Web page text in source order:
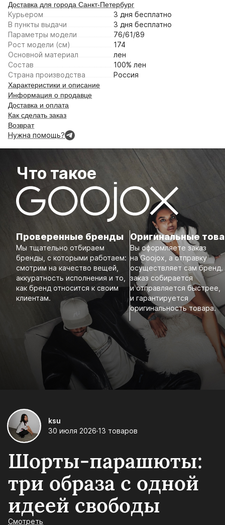
Доставка для города Санкт-Петербург
Курьером 3 дня бесплатно
В пункты выдачи
3 дня бесплатно
Параметры модели
76/61/89
Рост модели (см)
174
Основной материал
лен
Состав
100% лен
Страна производства
Россия
Характеристики и описание
Информация о продавце
Доставка и оплата
Как сделать заказ
Возврат
Нужна помощь?
Что такое
Проверенные бренды
Мы тщательно отбираем
бренды, с которыми работаем:
смотрим на качество вещей,
аккуратность исполнения и то,
как бренд относится к своим
клиентам.
Оригинальные
Вы оформляете заказ
на Goojox, а отправку
осуществляет сам бренд.
заказ собирается
и отправляется быстрее,
и гарантируется
оригинальность товара.
ksu
30 июля 2026 13 товаров
Шорты-парашюты:
три образа с одной
идеей свободы
Смотреть